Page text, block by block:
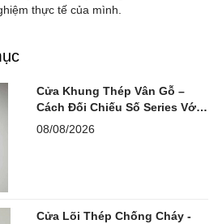
thực tế của mình.
Cửa Khung Thép Vân Gỗ –
Cách Đối Chiếu Số Series Với
Hồ Sơ PCCC
08/08/2026
Cửa Lõi Thép Chống Cháy -